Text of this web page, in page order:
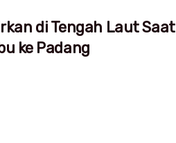
di Tengah Laut Saat
ke Padang